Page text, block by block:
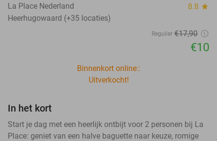
La Place Nederland 8.8 star
Heerhugowaard (+35 locaties)
Regulier €17,90
€10
Binnenkort online::
Uitverkocht!
In het kort
Start je dag met een heerlijk ontbijt voor 2 personen bij La
Place: geniet van een halve baguette naar keuze, romige